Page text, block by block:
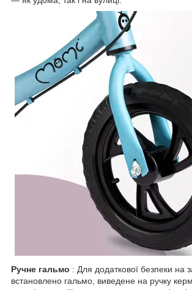
Ручне гальмо : Для додаткової безпеки на
встановлено гальмо, виведене на ручку